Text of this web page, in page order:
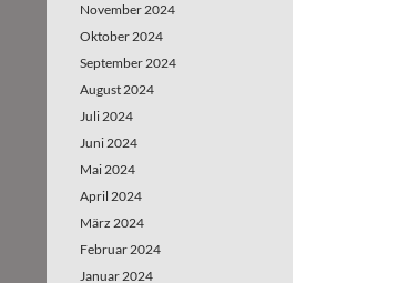
November 2024
Oktober 2024
September 2024
August 2024
Juli 2024
Juni 2024
Mai 2024
April 2024
März 2024
Februar 2024
Januar 2024